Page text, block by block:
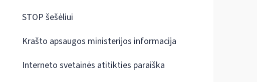
STOP šešėliui
Krašto apsaugos ministerijos informacija
Interneto svetainės atitikties paraiška